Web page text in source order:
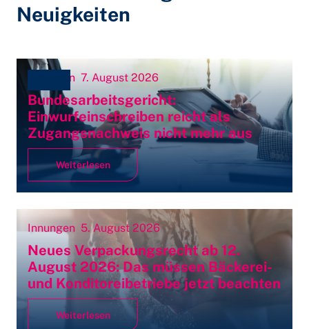
Neuigkeiten
Innungen 7. August 2026
Bundesarbeitsgericht:
Einwurfeinschreiben reicht als
Zugangsnachweis nicht mehr aus
Weiterlesen
Innungen 5. August 2026
Neues Verpackungsrecht ab 12.
August 2026: Das müssen Bäckerei-
und Konditoreibetriebe jetzt beachten
Weiterlesen